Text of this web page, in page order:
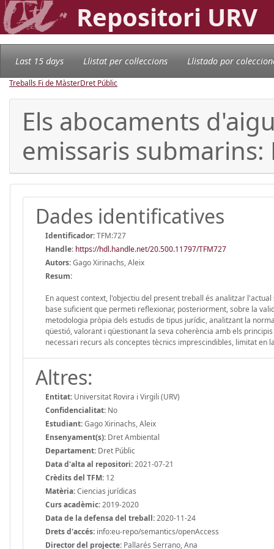
Repositori URV
Last 15 days Llistat per col·leccions Llistado por
Treballs Fi de MàsterDret Públic
Els abocaments
emissaris submarins:
Dades identificatives
Identificador:TFM:727
Handle: https://hdl.handle.net/20.500.11797/TFM727
Autors:Gago Xirinachs, Aleix
Resum:
En aquest context, l'objectiu del present treball és analitzar
base suficient que permeti reflexionar, posteriorment, sobre la
metodologia pròpia dels estudis de tipus jurídic, analitzant la
qüestió, valorant i qüestionant la seva coherència amb els
necessari recurs als conceptes tècnics imprescindibles, limitat
Altres:
Entitat: Universitat Rovira i Virgili (URV)
Confidencialitat: No
Estudiant:Gago Xirinachs, Aleix
Ensenyament(s): Dret Ambiental
Departament: Dret Públic
Data d'alta al repositori:2021-07-21
Crèdits del TFM: 12
Matèria:Ciencias jurídicas
Curs acadèmic:2019-2020
Data de la defensa del treball:2020-11-24
Drets d'accés: info:eu-repo/semantics/openAccess
Director del projecte: Pallarés Serrano, Ana